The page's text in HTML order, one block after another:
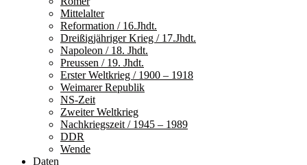
Mittelalter
Reformation / 16.Jhdt.
Dreißigjähriger Krieg / 17.Jhdt.
Napoleon / 18. Jhdt.
Preussen / 19. Jhdt.
Erster Weltkrieg / 1900 – 1918
Weimarer Republik
NS-Zeit
Zweiter Weltkrieg
Nachkriegszeit / 1945 – 1989
DDR
Wende
Daten